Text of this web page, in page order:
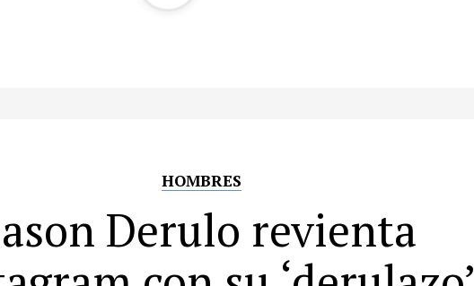
HOMBRES
Derulo revienta